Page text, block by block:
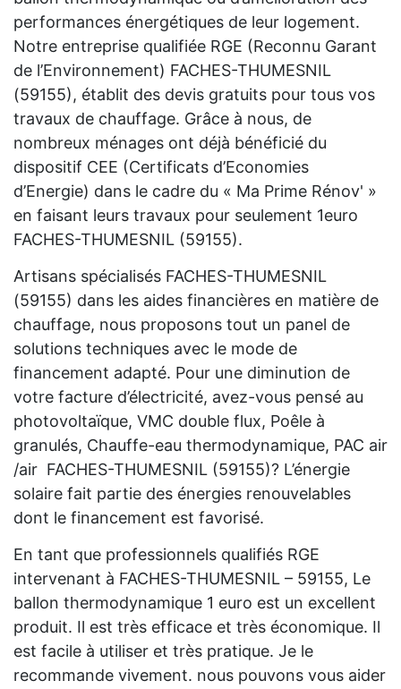
performances énergétiques de leur logement.
Notre entreprise qualifiée RGE (Reconnu Garant
de l’Environnement) FACHES-THUMESNIL
(59155), établit des devis gratuits pour tous vos
travaux de chauffage. Grâce à nous, de
nombreux ménages ont déjà bénéficié du
dispositif CEE (Certificats d’Economies
d’Energie) dans le cadre du « Ma Prime Rénov' »
en faisant leurs travaux pour seulement 1euro
FACHES-THUMESNIL (59155).
Artisans spécialisés FACHES-THUMESNIL
(59155) dans les aides financières en matière de
chauffage, nous proposons tout un panel de
solutions techniques avec le mode de
financement adapté. Pour une diminution de
votre facture d’électricité, avez-vous pensé au
photovoltaïque, VMC double flux, Poêle à
granulés, Chauffe-eau thermodynamique, PAC air
/air FACHES-THUMESNIL (59155)? L’énergie
solaire fait partie des énergies renouvelables
dont le financement est favorisé.
En tant que professionnels qualifiés RGE
intervenant à FACHES-THUMESNIL – 59155, Le
ballon thermodynamique 1 euro est un excellent
produit. Il est très efficace et très économique. Il
est facile à utiliser et très pratique. Je le
recommande vivement. nous pouvons vous aider